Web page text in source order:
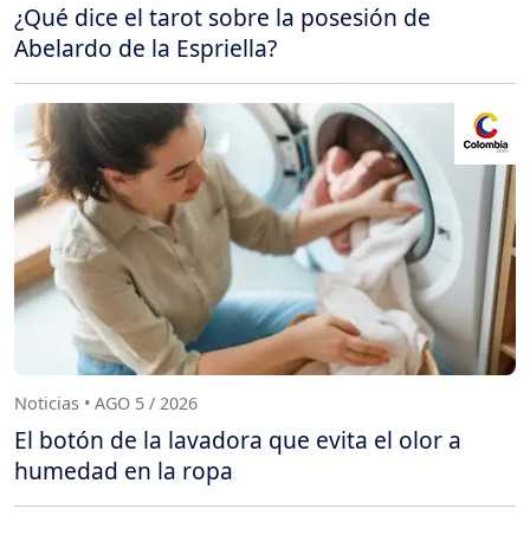
¿Qué dice el tarot sobre la posesión de
Abelardo de la Espriella?
Noticias • AGO 5 / 2026
El botón de la lavadora que evita el olor a
humedad en la ropa